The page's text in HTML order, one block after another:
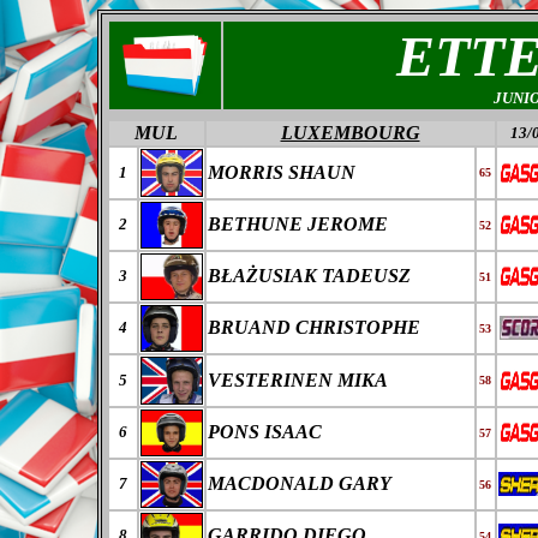
MUL LUXEMBOURG 13/
1 MORRIS SHAUN 65
2 BETHUNE JEROME 52
3 BŁAŻUSIAK TADEUSZ 51
4 BRUAND CHRISTOPHE 53
5 VESTERINEN MIKA 58
6 PONS ISAAC 57
7 MACDONALD GARY 56